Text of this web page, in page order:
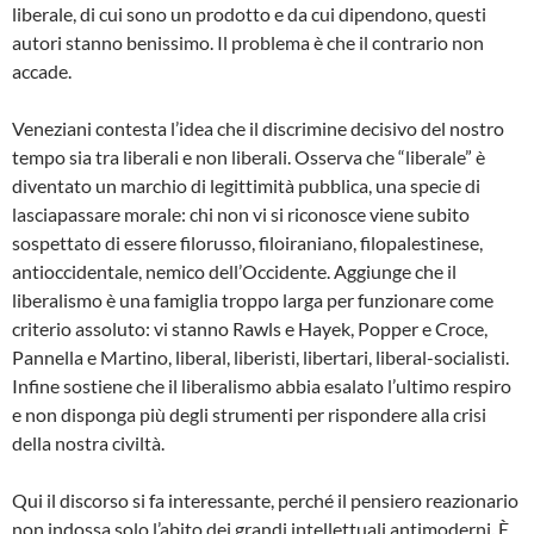
liberale, di cui sono un prodotto e da cui dipendono, questi
autori stanno benissimo. Il problema è che il contrario non
accade.
Veneziani contesta l’idea che il discrimine decisivo del nostro
tempo sia tra liberali e non liberali. Osserva che “liberale” è
diventato un marchio di legittimità pubblica, una specie di
lasciapassare morale: chi non vi si riconosce viene subito
sospettato di essere filorusso, filoiraniano, filopalestinese,
antioccidentale, nemico dell’Occidente. Aggiunge che il
liberalismo è una famiglia troppo larga per funzionare come
criterio assoluto: vi stanno Rawls e Hayek, Popper e Croce,
Pannella e Martino, liberal, liberisti, libertari, liberal-socialisti.
Infine sostiene che il liberalismo abbia esalato l’ultimo respiro
e non disponga più degli strumenti per rispondere alla crisi
della nostra civiltà.
Qui il discorso si fa interessante, perché il pensiero reazionario
non indossa solo l’abito dei grandi intellettuali antimoderni. È